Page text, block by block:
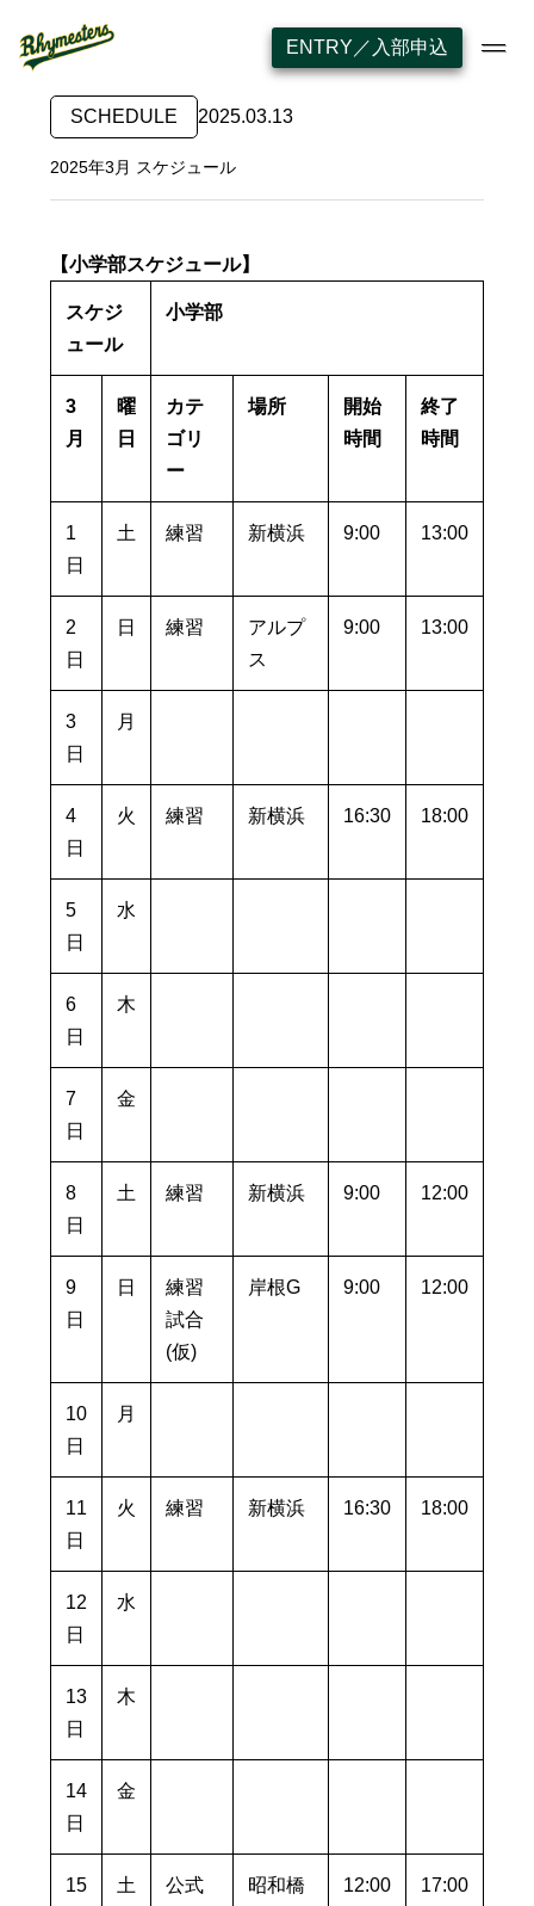
ENTRY／入部申込
SCHEDULE 2025.03.13
2025年3月 スケジュール
【小学部スケジュール】
スケジ
ュール
小学部
3
月
曜
日
カテ
ゴリ
ー
場所
開始
時間
終了
時間
1
日
土 練習 新横浜 9:00 13:00
2
日
日 練習
アルプ
ス
9:00 13:00
3
日
月
4
日
火 練習 新横浜 16:30 18:00
5
日
水
6
日
木
7
日
金
8
日
土 練習 新横浜 9:00 12:00
9
日
日
練習
試合
(仮)
岸根G 9:00 12:00
10
日
月
11
日
火 練習 新横浜 16:30 18:00
12
日
水
13
日
木
14
日
金
15
土
公式
昭和橋
12:00 17:00